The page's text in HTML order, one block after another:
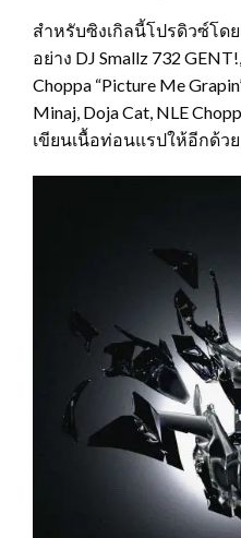
สำหรับซิงเกิลนี้โปรดิวซ์โด
อย่าง DJ Smallz 732
Choppa “Picture Me
Minaj, Doja Cat, NLE
เขียนเนื้อท่อนแรปให้อีกด้วย